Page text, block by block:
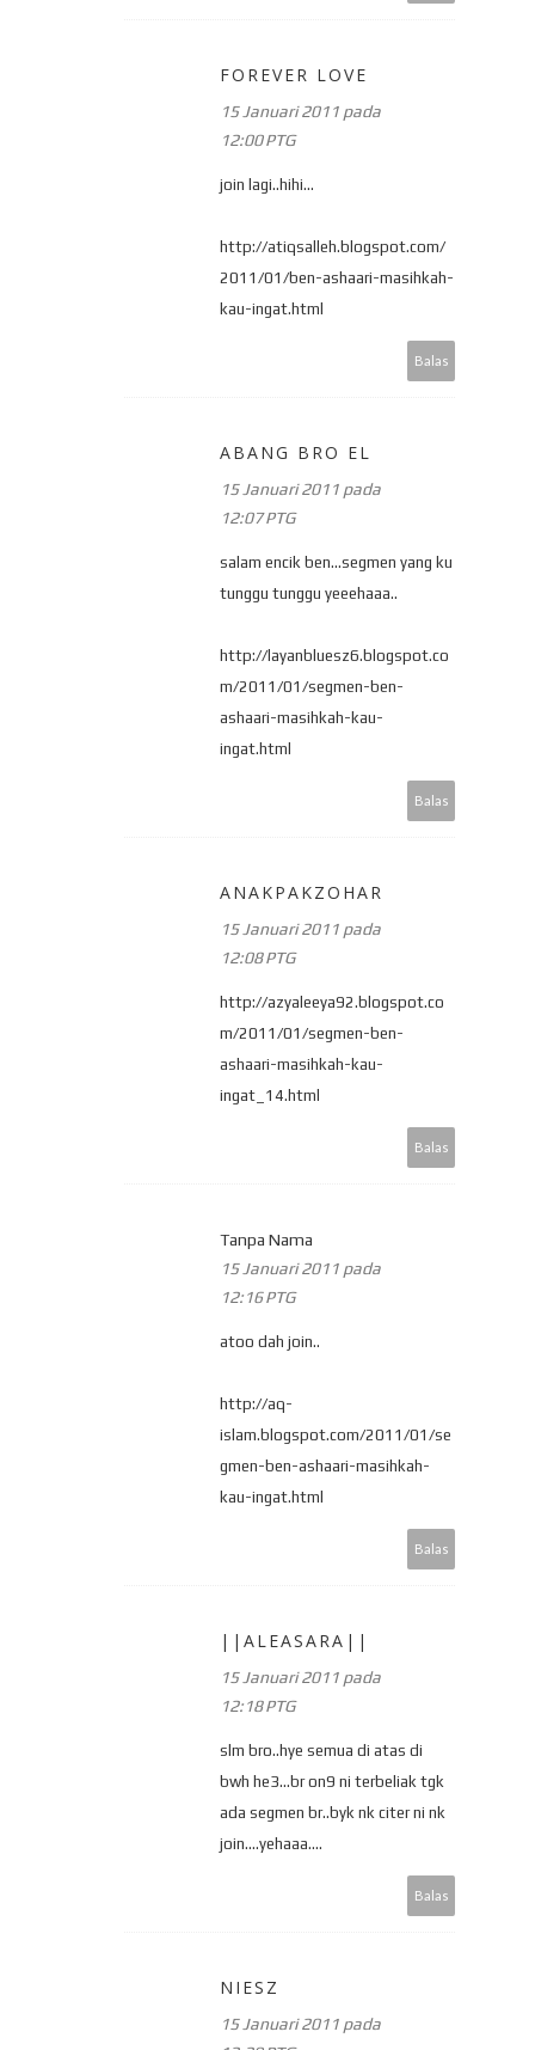
FOREVER LOVE
15 Januari 2011 pada
12:00 PTG
join lagi..hihi...
http://atiqsalleh.blogspot.com/
2011/01/ben-ashaari-masihkah-
kau-ingat.html
Balas
ABANG BRO EL
15 Januari 2011 pada
12:07 PTG
salam encik ben...segmen yang ku
tunggu tunggu yeeehaaa..
http://layanbluesz6.blogspot.co
m/2011/01/segmen-ben-
ashaari-masihkah-kau-
ingat.html
Balas
ANAKPAKZOHAR
15 Januari 2011 pada
12:08 PTG
http://azyaleeya92.blogspot.co
m/2011/01/segmen-ben-
ashaari-masihkah-kau-
ingat_14.html
Balas
Tanpa Nama
15 Januari 2011 pada
12:16 PTG
atoo dah join..
http://aq-
islam.blogspot.com/2011/01/se
gmen-ben-ashaari-masihkah-
kau-ingat.html
Balas
||ALEASARA||
15 Januari 2011 pada
12:18 PTG
slm bro..hye semua di atas di
bwh he3...br on9 ni terbeliak tgk
ada segmen br..byk nk citer ni nk
join....yehaaa....
Balas
NIESZ
15 Januari 2011 pada